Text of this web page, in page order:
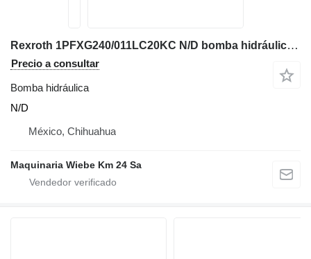
Rexroth 1PFXG240/011LC20KC N/D bomba hidráulica para excavadora
Precio a consultar
Bomba hidráulica
N/D
México, Chihuahua
Maquinaria Wiebe Km 24 Sa